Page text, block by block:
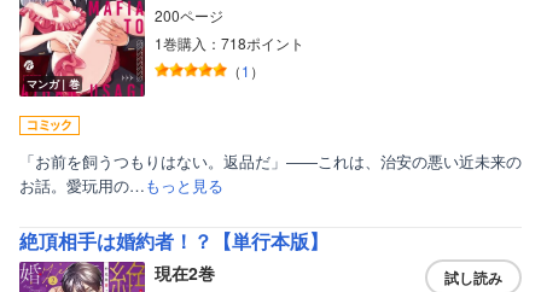
マンガ｜巻
200ページ
1巻購入：718ポイント
（1 ）
「お前を飼うつもりはない。返品だ」――これは、治安の悪い近未来の
お話。愛玩用の…もっと見る
絶頂相手は婚約者！？【単行本版】
現在2巻 試し読み